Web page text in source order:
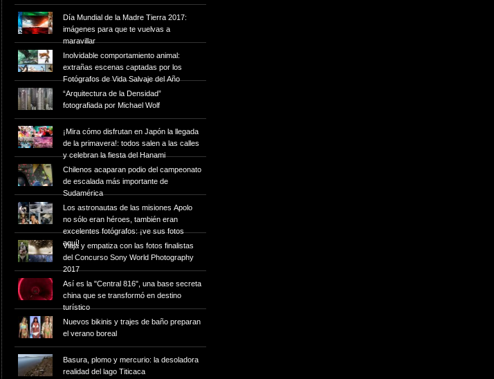
Día Mundial de la Madre Tierra 2017:
imágenes para que te vuelvas a
maravillar
Inolvidable comportamiento animal:
extrañas escenas captadas por los
Fotógrafos de Vida Salvaje del Año
“Arquitectura de la Densidad”
fotografiada por Michael Wolf
¡Mira cómo disfrutan en Japón la llegada
de la primavera!: todos salen a las calles
y celebran la fiesta del Hanami
Chilenos acaparan podio del campeonato
de escalada más importante de
Sudamérica
Los astronautas de las misiones Apolo
no sólo eran héroes, también eran
excelentes fotógrafos: ¡ve sus fotos
aquí!
Viaja y empatiza con las fotos finalistas
del Concurso Sony World Photography
2017
Así es la "Central 816", una base secreta
china que se transformó en destino
turístico
Nuevos bikinis y trajes de baño preparan
el verano boreal
Basura, plomo y mercurio: la desoladora
realidad del lago Titicaca